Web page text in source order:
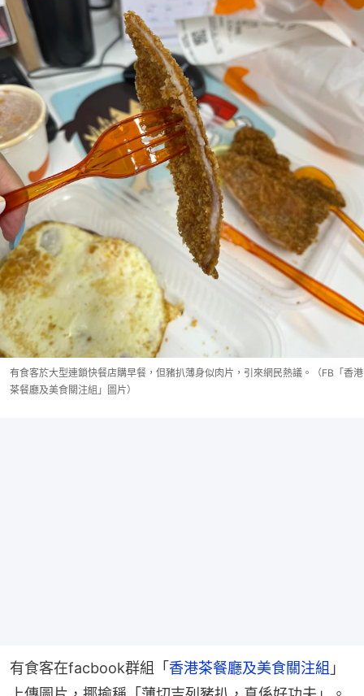
有食客於大型連鎖快餐店購早餐，但豬扒薄身似肉片，引來網民熱議。（FB「香港
茶餐廳及美食關注組」圖片）
有食客在facbook群組「香港茶餐廳及美食關注組 」